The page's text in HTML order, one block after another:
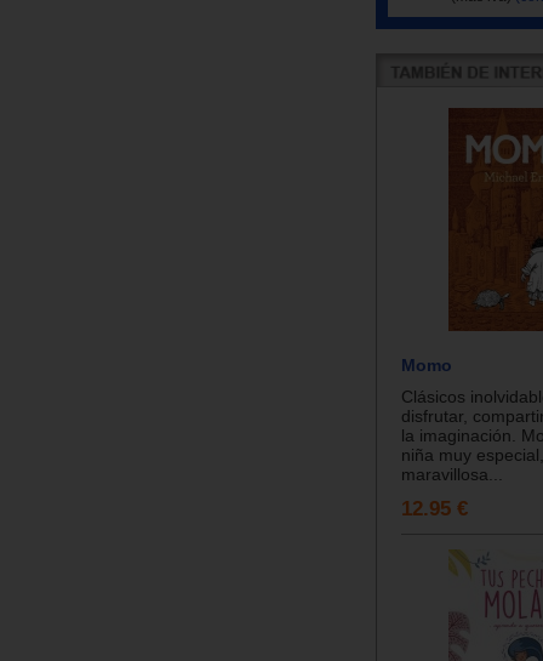
Momo
Clásicos
disfrutar,
la imaginación.
niña muy
maravillosa...
12.95 €